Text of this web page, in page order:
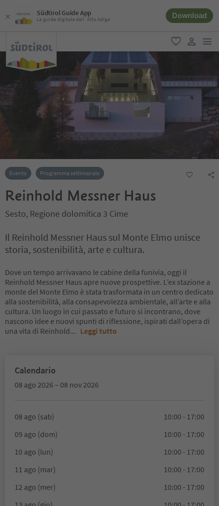
Südtirol Guide App
La guida digitale dell´Alto Adige Download
favoriti
user link
Evento Programma settimanale
Reinhold Messner Haus
Sesto, Regione dolomitica 3 Cime
Il Reinhold Messner Haus sul Monte Elmo unisce
storia, sostenibilità, arte e cultura.
Dove un tempo arrivavano le cabine della funivia, oggi il
Reinhold Messner Haus apre nuove prospettive. L’ex stazione a
monte del Monte Elmo è stata trasformata in un centro dedicato
alla sostenibilità, alla consapevolezza ambientale, all’arte e alla
cultura. Un luogo in cui passato e futuro si incontrano, dove
nascono idee e nuovi spunti di riflessione, ispirati dall’opera di
una vita di Reinhold... Leggi tutto
Calendario
08 ago 2026 – 08 nov 2026
08 ago (sab)
10:00 - 17:00
09 ago (dom)
10:00 - 17:00
10 ago (lun)
10:00 - 17:00
11 ago (mar)
10:00 - 17:00
12 ago (mer)
10:00 - 17:00